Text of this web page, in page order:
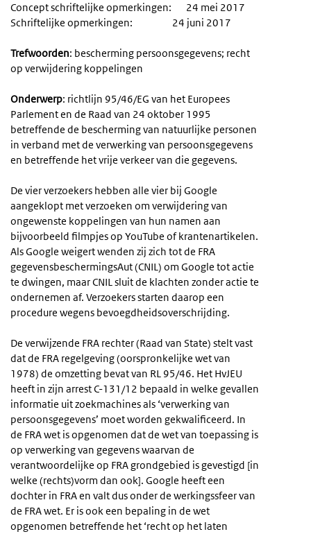
Concept schriftelijke opmerkingen: 24 mei 2017
Schriftelijke opmerkingen: 24 juni 2017
Trefwoorden: bescherming persoonsgegevens; recht
op verwijdering koppelingen
Onderwerp: richtlijn 95/46/EG van het Europees
Parlement en de Raad van 24 oktober 1995
betreffende de bescherming van natuurlijke personen
in verband met de verwerking van persoonsgegevens
en betreffende het vrije verkeer van die gegevens.
De vier verzoekers hebben alle vier bij Google
aangeklopt met verzoeken om verwijdering van
ongewenste koppelingen van hun namen aan
bijvoorbeeld filmpjes op YouTube of krantenartikelen.
Als Google weigert wenden zij zich tot de FRA
gegevensbeschermingsAut (CNIL) om Google tot actie
te dwingen, maar CNIL sluit de klachten zonder actie te
ondernemen af. Verzoekers starten daarop een
procedure wegens bevoegdheidsoverschrijding.
De verwijzende FRA rechter (Raad van State) stelt vast
dat de FRA regelgeving (oorspronkelijke wet van
1978) de omzetting bevat van RL 95/46. Het HvJEU
heeft in zijn arrest C-131/12 bepaald in welke gevallen
informatie uit zoekmachines als ‘verwerking van
persoonsgegevens’ moet worden gekwalificeerd. In
de FRA wet is opgenomen dat de wet van toepassing is
op verwerking van gegevens waarvan de
verantwoordelijke op FRA grondgebied is gevestigd [in
welke (rechts)vorm dan ook]. Google heeft een
dochter in FRA en valt dus onder de werkingssfeer van
de FRA wet. Er is ook een bepaling in de wet
opgenomen betreffende het ‘recht op het laten